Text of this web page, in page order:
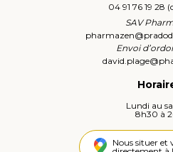
04 91 76 19 28
SAV
pharmazen@
Envoi
david.plage@
Lundi au
8h30 à
Nous situer et